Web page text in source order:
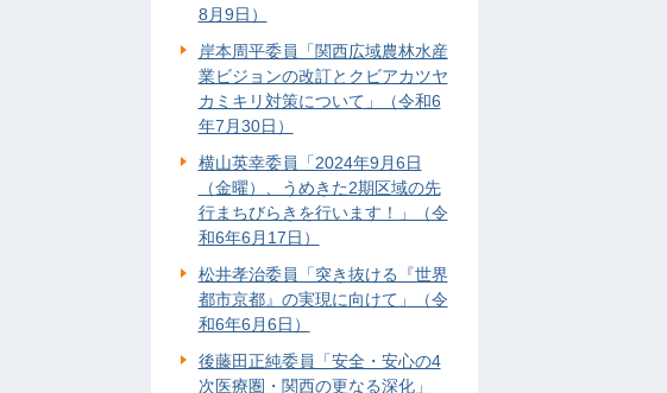
8月9日）
岸本周平委員「関西広域農林水産
業ビジョンの改訂とクビアカツヤ
カミキリ対策について」（令和6
年7月30日）
横山英幸委員「2024年9月6日
（金曜）、うめきた2期区域の先
行まちびらきを行います！」（令
和6年6月17日）
松井孝治委員「突き抜ける『世界
都市京都』の実現に向けて」（令
和6年6月6日）
後藤田正純委員「安全・安心の4
次医療圏・関西の更なる深化」